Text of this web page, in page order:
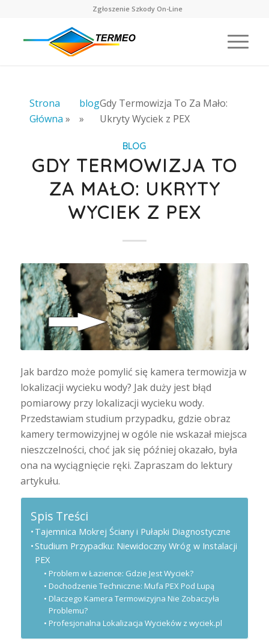
Zgłoszenie Szkody On-Line
Strona
Główna »
blog
»
Gdy Termowizja To Za Mało:
Ukryty Wyciek z PEX
BLOG
GDY TERMOWIZJA TO
ZA MAŁO: UKRYTY
WYCIEK Z PEX
Jak bardzo może pomylić się kamera termowizja w
lokalizacji wycieku wody? Jak duży jest błąd
pomiarowy przy lokalizacji wycieku wody.
Przedstawiam studium przypadku, gdzie obraz
kamery termowizyjnej w ogóle nie wskazał miejsca
nieszczelności, choć jak się później okazało, była
ona na wyciągnięcie ręki. Zapraszam do lektury
artykułu.
Spis Treści
Tajemnica Mokrej Ściany i Pułapki Diagnostyczne
Studium Przypadku: Niewidoczny Wróg w Instalacji
PEX
Problem w Łazience: Gdzie Jest Wyciek?
Dochodzenie Techniczne: Mufa PEX Pod Lupą
Dlaczego Kamera Termowizyjna Nie Zobaczyła
Problemu?
Profesjonalna Lokalizacja Wycieków z wyciek.pl